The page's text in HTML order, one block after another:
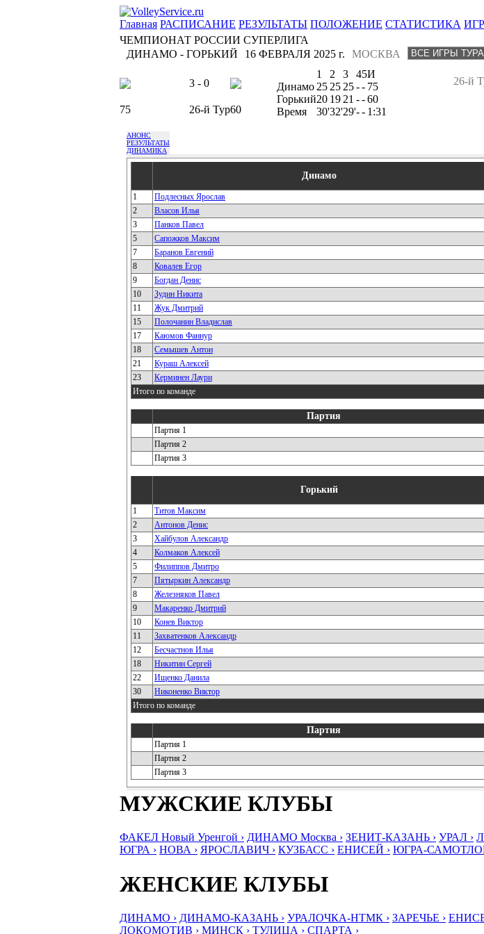
Главная РАСПИСАНИЕ РЕЗУЛЬТАТЫ ПОЛОЖЕНИЕ СТАТИСТИКА
ЧЕМПИОНАТ РОССИИ СУПЕРЛИГА
ДИНАМО - ГОРЬКИЙ
МОСКВА
16 ФЕВРАЛЯ 2025 г.
3 - 0
75 26-й Тур60
26-й
1 2 3 45И
Динамо 25 25 25-- 75
Горький20 19 21 --60
Время
30'32'29'-- 1:31
АНОНС
РЕЗУЛЬТАТЫ
ДИНАМИКА
Динамо
1 Подлесных Ярослав
2 Власов Илья
3 Панков Павел
5 Сапожков Максим
7 Баранов Евгений
8 Ковалев Егор
9 Богдан Денис
10 Зудин Никита
11 Жук Дмитрий
15 Полочанин Владислав
17 Каюмов Фаннур
18 Семышев Антон
21 Кураш Алексей
23 Керминен Лаури
Итого по команде
Партия
Партия 1
Партия 2
Партия 3
Горький
1 Титов Максим
2 Антонов Денис
3 Хайбулов Александр
4 Колмаков Алексей
5 Филиппов Дмитро
7 Пятыркин Александр
8 Железняков Павел
9 Макаренко Дмитрий
10 Конев Виктор
11 Захватенков Александр
12 Бесчастнов Илья
18 Никитин Сергей
22 Ищенко Данила
30 Никоненко Виктор
Итого по команде
Партия
Партия 1
Партия 2
Партия 3
МУЖСКИЕ КЛУБЫ
ФАКЕЛ Новый Уренгой › ДИНАМО Москва › ЗЕНИТ-КАЗАНЬ › УРАЛ ›
ЮГРА › НОВА › ЯРОСЛАВИЧ › КУЗБАСС › ЕНИСЕЙ › ЮГРА-
ЖЕНСКИЕ КЛУБЫ
ДИНАМО › ДИНАМО-КАЗАНЬ › УРАЛОЧКА-НТМК › ЗАРЕЧЬЕ ›
ЛОКОМОТИВ › МИНСК › ТУЛИЦА › СПАРТА ›